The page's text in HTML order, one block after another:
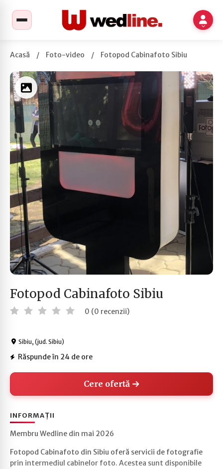
Acasă / Foto-video / Fotopod Cabinafoto Sibiu
Fotopod Cabinafoto Sibiu
0 (0 recenzii)
Sibiu, (jud. Sibiu)
Răspunde în 24 de ore
Cere ofertă
INFORMAȚII
Membru Wedline din mai 2026
Fotopod Cabinafoto din Sibiu oferă servicii de fotografie
prin intermediul cabinelor foto. Acestea sunt disponibile